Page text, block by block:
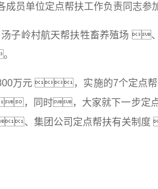
员单位定点帮扶工作负责同志
子岭村航天帮扶牲畜养殖场
800万元 ，实施的7个定
，同时，大家就下一步定
、集团公司定点帮扶有关制